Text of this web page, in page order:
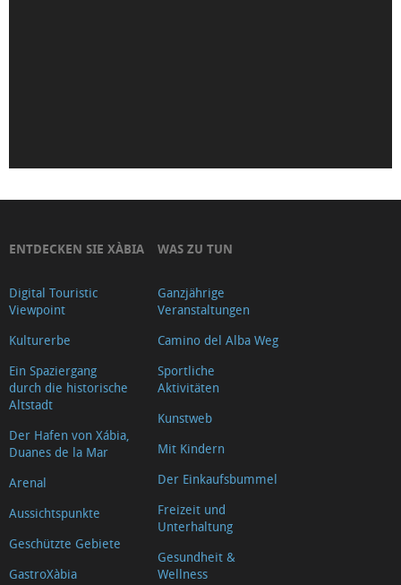
Loreto
Iglesia-
de
Bartolomé
(Tour
2018)
Museu
Soler
Ayuntamiento
Oficina
Turisme
Xàbia
Centre
ENTDECKEN SIE XÀBIA
Digital Touristic
Viewpoint
Kulturerbe
Ein Spaziergang
durch die historische
Altstadt
Der Hafen von Xábia,
Duanes de la Mar
Arenal
Aussichtspunkte
Geschützte Gebiete
GastroXàbia
WAS ZU TUN
Ganzjährige
Veranstaltungen
Camino del Alba Weg
Sportliche
Aktivitäten
Kunstweb
Mit Kindern
Der Einkaufsbummel
Freizeit und
Unterhaltung
Gesundheit &
Wellness